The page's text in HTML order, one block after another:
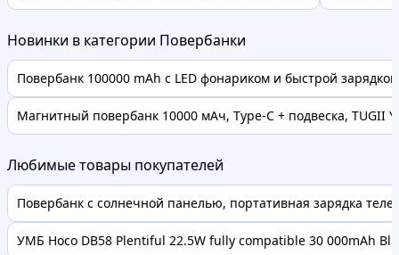
Новинки в категории Повербанки
Повербанк 100000 mAh с LED фонариком и быстрой
Магнитный повербанк 10000 мАч, Type-C + подвеска, TUGII
Любимые товары покупателей
Повербанк с солнечной панелью, портативная зарядка
УМБ Hoco DB58 Plentiful 22.5W fully compatible 30 000mAh